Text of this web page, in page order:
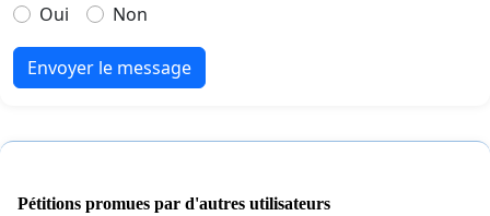
Oui
Non
Envoyer le message
Pétitions promues par d'autres utilisateurs